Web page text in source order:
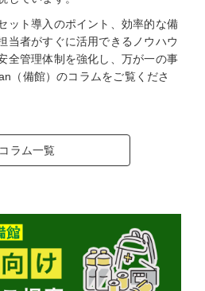
ット導入のポイント、効率的な備
当者がすぐに活用できるノウハウ
全管理体制を強化し、万が一の事
（備館）のコラムをご覧くださ
コラム一覧